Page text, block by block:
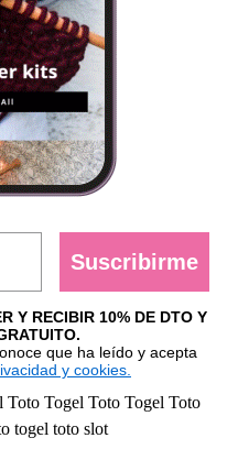
Suscribirme
Y RECIBIR 10% DE DTO Y
que ha leído y acepta
y cookies.
Toto Togel Toto Togel Toto
togel toto slot